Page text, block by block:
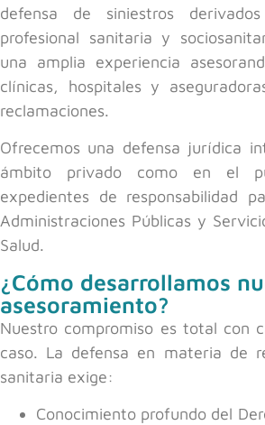
defensa de siniestros
profesional sanitaria y
una amplia experiencia
clínicas, hospitales y
reclamaciones.
Ofrecemos una defensa jurídica
ámbito privado como en el
expedientes de responsabilidad
Administraciones Públicas y
Salud.
¿Cómo desarrollamos
asesoramiento?
Nuestro compromiso es total con
caso. La defensa en materia de
sanitaria exige:
Conocimiento profundo del